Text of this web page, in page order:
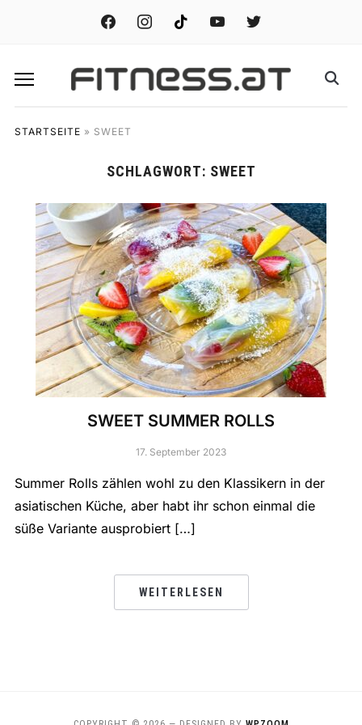
facebook instagramtiktok youtube twitter
STARTSEITE » SWEET
SCHLAGWORT: SWEET
SWEET SUMMER ROLLS
17. September 2023
Summer Rolls zählen wohl zu den Klassikern in der
asiatischen Küche, aber habt ihr schon einmal die
süße Variante ausprobiert […]
WEITERLESEN